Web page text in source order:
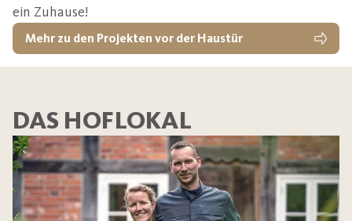
ein Zuhause!
Mehr zu den Projekten vor der Haustür
DAS HOFLOKAL